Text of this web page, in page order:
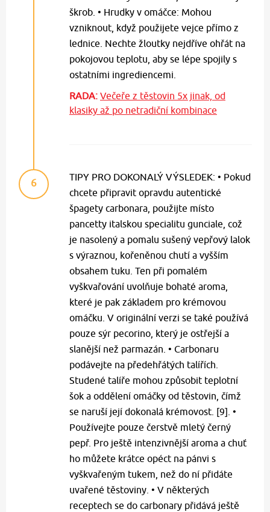
škrob. • Hrudky v omáčce: Mohou
vzniknout, když použijete vejce přímo z
lednice. Nechte žloutky nejdříve ohřát na
pokojovou teplotu, aby se lépe spojily s
ostatními ingrediencemi.
RADA: Večeře z těstovin 5x jinak, od
klasiky až po netradiční kombinace
6
TIPY PRO DOKONALÝ VÝSLEDEK: • Pokud
chcete připravit opravdu autentické
špagety carbonara, použijte místo
pancetty italskou specialitu gunciale, což
je nasolený a pomalu sušený vepřový lalok
s výraznou, kořeněnou chutí a vyšším
obsahem tuku. Ten při pomalém
vyškvařování uvolňuje bohaté aroma,
které je pak základem pro krémovou
omáčku. V originální verzi se také používá
pouze sýr pecorino, který je ostřejší a
slanější než parmazán. • Carbonaru
podávejte na předehřátých talířích.
Studené talíře mohou způsobit teplotní
šok a oddělení omáčky od těstovin, čímž
se naruší její dokonalá krémovost. [9]. •
Používejte pouze čerstvě mletý černý
pepř. Pro ještě intenzivnější aroma a chuť
ho můžete krátce opéct na pánvi s
vyškvařeným tukem, než do ní přidáte
uvařené těstoviny. • V některých
receptech se do carbonary přidává ještě